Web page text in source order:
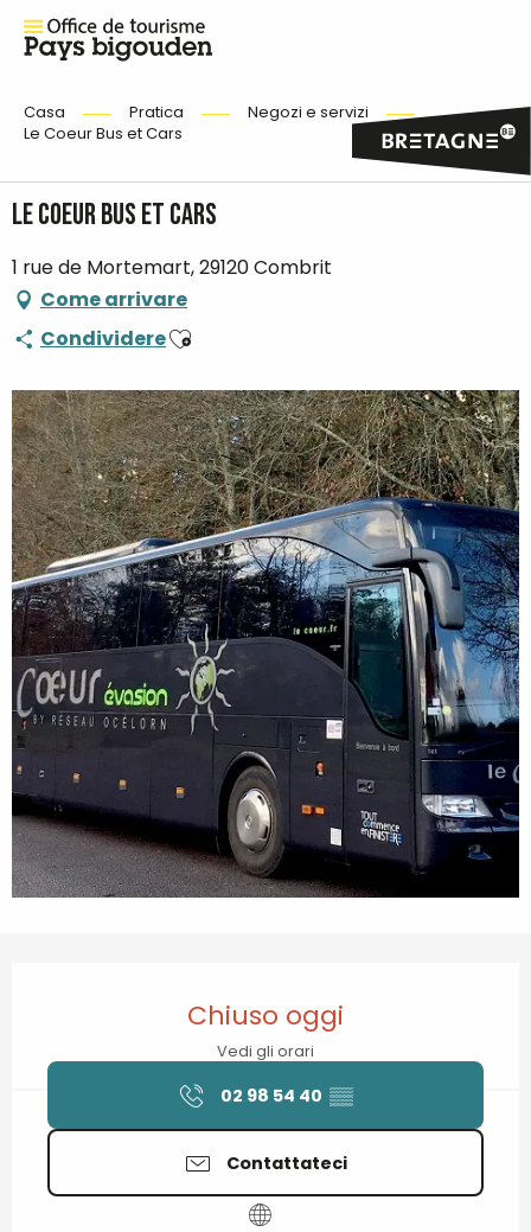
Casa Pratica
Negozi e servizi
Le Coeur Bus et Cars
Le Coeur Bus et Cars
1 rue de Mortemart, 29120 Combrit
Come arrivare
CondividereAjouter aux favoris
Chiuso oggi
Vedi gli orari
02 98 54 40 ▒▒
Contattateci